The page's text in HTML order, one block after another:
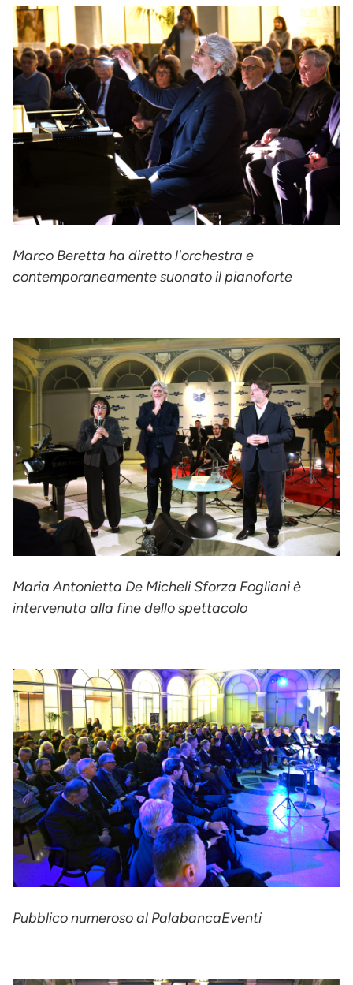
Marco Beretta ha diretto l'orchestra e
contemporaneamente suonato il pianoforte
Maria Antonietta De Micheli Sforza Fogliani è
intervenuta alla fine dello spettacolo
Pubblico numeroso al PalabancaEventi